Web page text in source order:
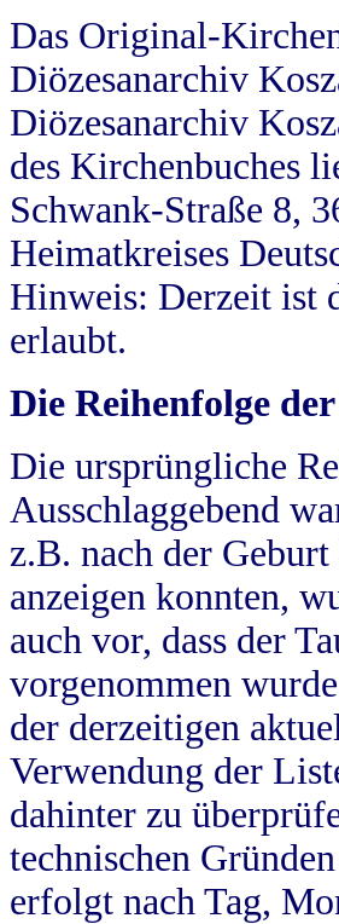
Das Original-
Diözesanarchiv
Diözesanarchiv
des Kirchenbuches
Schwank-Straße 8,
Heimatkreises
Hinweis: Derzeit ist
erlaubt.
Die Reihenfolge
Die ursprüngliche
Ausschlaggebend
z.B. nach der
anzeigen konnten,
auch vor, dass der
vorgenommen
der derzeitigen
Verwendung der
dahinter zu
technischen
erfolgt nach Tag,